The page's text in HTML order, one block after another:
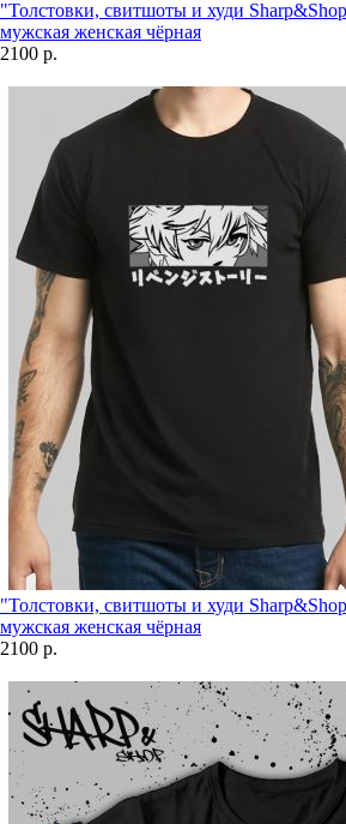
"Толстовки, свитшоты и худи
мужская женская чёрная
2100 р.
"Толстовки, свитшоты и худи
мужская женская чёрная
2100 р.